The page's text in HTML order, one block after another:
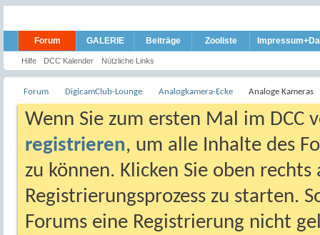
Forum
Hilfe DCC Kalender Nützliche Links
GALERIE Beiträge Zooliste
Forum DigicamClub-Lounge Analogkamera-Ecke Analoge Kameras
Wenn Sie zum ersten Mal im DCC
registrieren, um alle Inhalte des
zu können. Klicken Sie oben
Registrierungsprozess zu starten.
Forums eine Registrierung nicht